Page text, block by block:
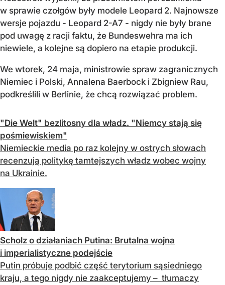
w sprawie czołgów były modele Leopard 2. Najnowsze
wersje pojazdu - Leopard 2-A7 - nigdy nie były brane
pod uwagę z racji faktu, że Bundeswehra ma ich
niewiele, a kolejne są dopiero na etapie produkcji.
We wtorek, 24 maja, ministrowie spraw zagranicznych
Niemiec i Polski, Annalena Baerbock i Zbigniew Rau,
podkreślili w Berlinie, że chcą rozwiązać problem.
"Die Welt" bezlitosny dla władz. "Niemcy stają się
pośmiewiskiem"
Niemieckie media po raz kolejny w ostrych słowach
recenzują politykę tamtejszych władz wobec wojny
na Ukrainie.
Scholz o działaniach Putina: Brutalna wojna
i imperialistyczne podejście
Putin próbuje podbić część terytorium sąsiedniego
kraju, a tego nigdy nie zaakceptujemy – tłumaczy